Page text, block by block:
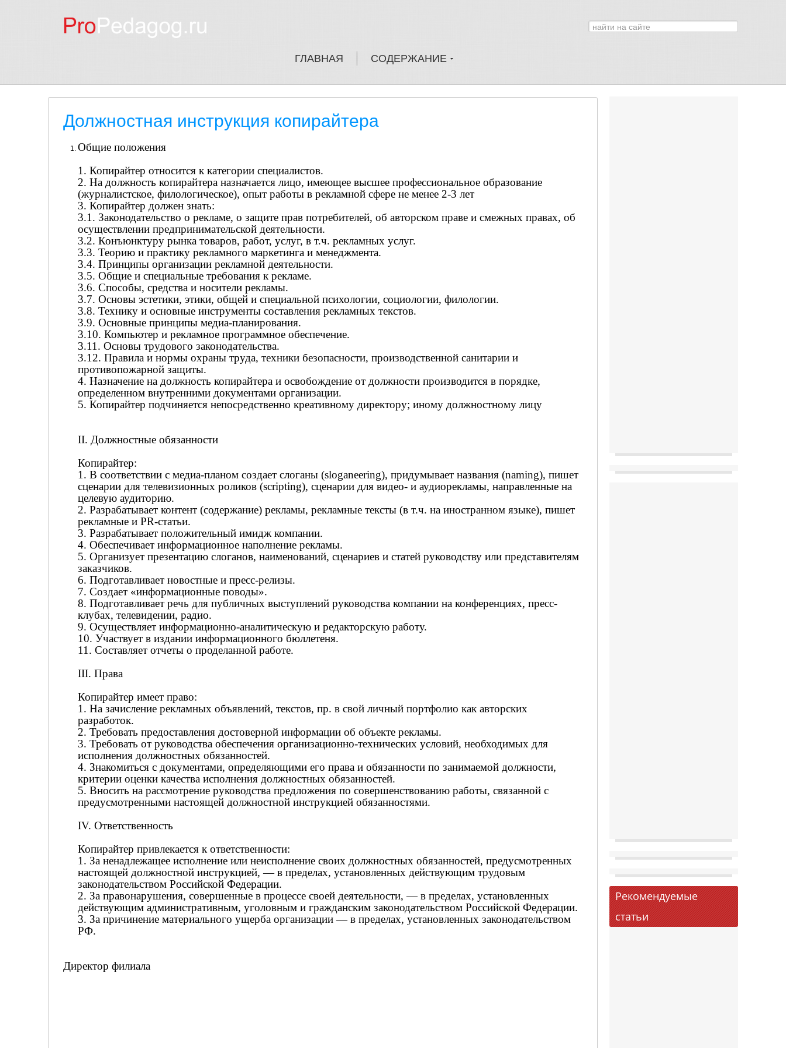
ГЛАВНАЯ СОДЕРЖАНИЕ
Должностная инструкция копирайтера
Общие положения
1. Копирайтер относится к категории специалистов.
2. На должность копирайтера назначается лицо, имеющее высшее профессиональное образование
(журналистское, филологическое), опыт работы в рекламной сфере не менее 2-3 лет
3. Копирайтер должен знать:
3.1. Законодательство о рекламе, о защите прав потребителей, об авторском праве и смежных правах, об
осуществлении предпринимательской деятельности.
3.2. Конъюнктуру рынка товаров, работ, услуг, в т.ч. рекламных услуг.
3.3. Теорию и практику рекламного маркетинга и менеджмента.
3.4. Принципы организации рекламной деятельности.
3.5. Общие и специальные требования к рекламе.
3.6. Способы, средства и носители рекламы.
3.7. Основы эстетики, этики, общей и специальной психологии, социологии, филологии.
3.8. Технику и основные инструменты составления рекламных текстов.
3.9. Основные принципы медиа-планирования.
3.10. Компьютер и рекламное программное обеспечение.
3.11. Основы трудового законодательства.
3.12. Правила и нормы охраны труда, техники безопасности, производственной санитарии и
противопожарной защиты.
4. Назначение на должность копирайтера и освобождение от должности производится в порядке,
определенном внутренними документами организации.
5. Копирайтер подчиняется непосредственно креативному директору; иному должностному лицу
II. Должностные обязанности
Копирайтер:
1. В соответствии с медиа-планом создает слоганы (sloganeering), придумывает названия (naming), пишет
сценарии для телевизионных роликов (scripting), сценарии для видео- и аудиорекламы, направленные на
целевую аудиторию.
2. Разрабатывает контент (содержание) рекламы, рекламные тексты (в т.ч. на иностранном языке), пишет
рекламные и PR-статьи.
3. Разрабатывает положительный имидж компании.
4. Обеспечивает информационное наполнение рекламы.
5. Организует презентацию слоганов, наименований, сценариев и статей руководству или представителям
заказчиков.
6. Подготавливает новостные и пресс-релизы.
7. Создает «информационные поводы».
8. Подготавливает речь для публичных выступлений руководства компании на конференциях, пресс-
клубах, телевидении, радио.
9. Осуществляет информационно-аналитическую и редакторскую работу.
10. Участвует в издании информационного бюллетеня.
11. Составляет отчеты о проделанной работе.
III. Права
Копирайтер имеет право:
1. На зачисление рекламных объявлений, текстов, пр. в свой личный портфолио как авторских
разработок.
2. Требовать предоставления достоверной информации об объекте рекламы.
3. Требовать от руководства обеспечения организационно-технических условий, необходимых для
исполнения должностных обязанностей.
4. Знакомиться с документами, определяющими его права и обязанности по занимаемой должности,
критерии оценки качества исполнения должностных обязанностей.
5. Вносить на рассмотрение руководства предложения по совершенствованию работы, связанной с
предусмотренными настоящей должностной инструкцией обязанностями.
IV. Ответственность
Копирайтер привлекается к ответственности:
1. За ненадлежащее исполнение или неисполнение своих должностных обязанностей, предусмотренных
настоящей должностной инструкцией, — в пределах, установленных действующим трудовым
законодательством Российской Федерации.
2. За правонарушения, совершенные в процессе своей деятельности, — в пределах, установленных
действующим административным, уголовным и гражданским законодательством Российской Федерации.
3. За причинение материального ущерба организации — в пределах, установленных законодательством
РФ.
Директор филиала
Рекомендуемые
статьи